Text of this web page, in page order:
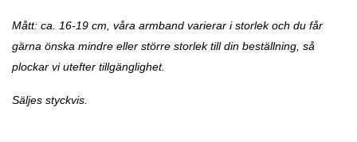
Mått: ca. 16-19 cm, våra armband varierar i storlek och du får
gärna önska mindre eller större storlek till din beställning, så
plockar vi utefter tillgänglighet.
Säljes styckvis.